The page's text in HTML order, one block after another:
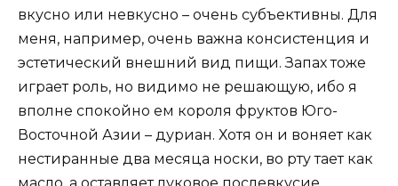
вкусно или невкусно – очень субъективны. Для
меня, например, очень важна консистенция и
эстетический внешний вид пищи. Запах тоже
играет роль, но видимо не решающую, ибо я
вполне спокойно ем короля фруктов Юго-
Восточной Азии – дуриан. Хотя он и воняет как
нестиранные два месяца носки, во рту тает как